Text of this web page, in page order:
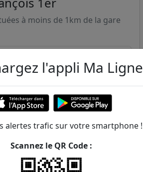
à moins de 1km de la gare
352m
382m
385m
l'appli Ma Ligne
alertes trafic sur votre smartphone !
Scannez le QR Code :